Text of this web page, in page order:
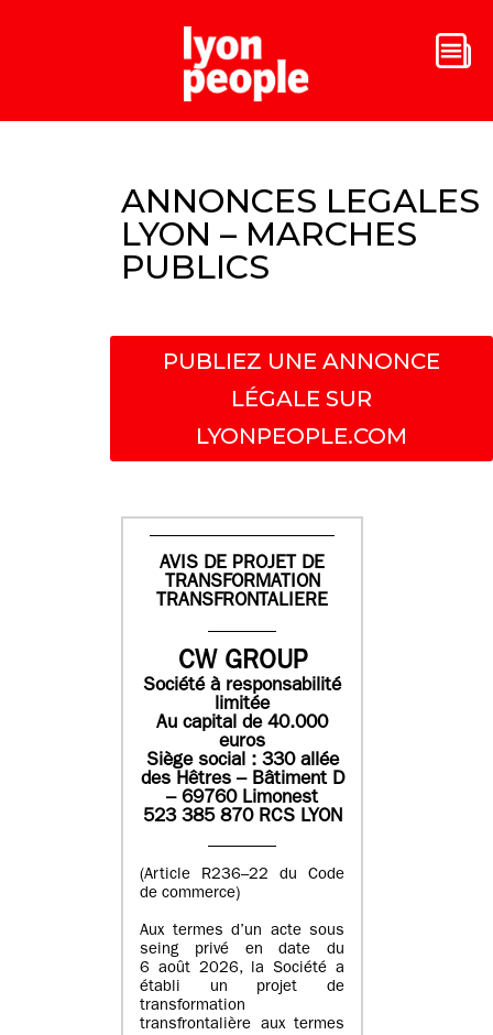
ANNONCES LEGALES
LYON – MARCHES
PUBLICS
PUBLIEZ UNE ANNONCE
LÉGALE SUR
LYONPEOPLE.COM
AVIS DE PROJET DE
TRANSFORMATION
TRANSFRONTALIERE
CW GROUP
Société à responsabilité
limitée
Au capital de 40.000
euros
Siège social : 330 allée
des Hêtres – Bâtiment D
– 69760 Limonest
523 385 870 RCS LYON
(Article R236–22 du Code
de commerce)
Aux termes d’un acte sous
seing privé en date du
6 août 2026, la Société a
établi un projet de
transformation
transfrontalière aux termes